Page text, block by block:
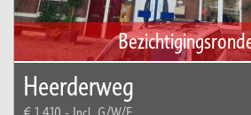
Heerderweg